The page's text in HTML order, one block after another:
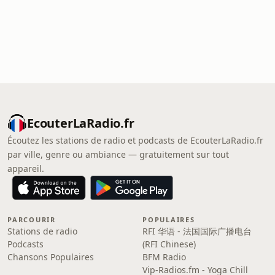
EcouterLaRadio.fr
Écoutez les stations de radio et podcasts de EcouterLaRadio.fr
par ville, genre ou ambiance — gratuitement sur tout
appareil.
PARCOURIR
Stations de radio
Podcasts
Chansons Populaires
POPULAIRES
RFI 华语 - 法国国际广播电台
(RFI Chinese)
BFM Radio
Vip-Radios.fm - Yoga Chill